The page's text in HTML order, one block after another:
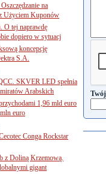
na
Użyciem Kuponów
O tej naprawdę
dopiero w sytuacj
koncepcję
S.A.
SKVER LED spełnia
Arabskich
1,96 mld euro
euro
Conga Rockstar
z Doliną Krzemową.
gigant